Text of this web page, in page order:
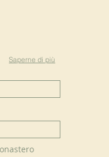
Saperne di più